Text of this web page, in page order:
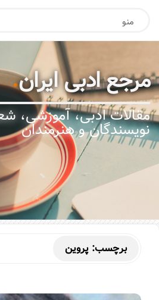
منو
مرجع ادبی ایران.
مقالات ادبی، آموزشی،
نویسندگان و هنرمندان
برچسب: پروین